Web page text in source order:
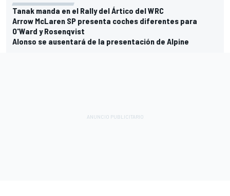
Tanak manda en el Rally del Ártico del WRC
Arrow McLaren SP presenta coches diferentes para
O'Ward y Rosenqvist
Alonso se ausentará de la presentación de Alpine